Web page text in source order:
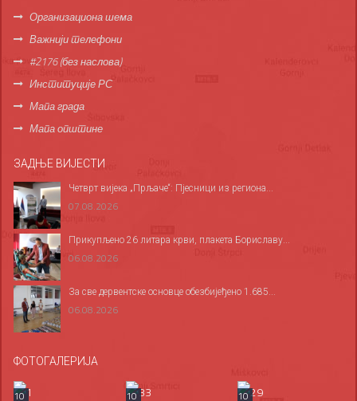
Организациона шема
Важнији телефони
#2176 (без наслова)
Институције РС
Мапа града
Мапа општине
ЗАДЊЕ ВИЈЕСТИ
Четврт вијека „Прљаче“: Пјесници из региона...
07.08.2026
Прикупљено 26 литара крви, плакета Бориславу...
06.08.2026
За све дервентске основце обезбијеђено 1.685...
06.08.2026
ФОТОГАЛЕРИЈА
10 10 10